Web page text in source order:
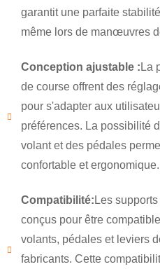
garantit une parfaite
même lors de manœuvres
Conception ajustable : La
de course offrent des
pour s'adapter aux
préférences. La possibilité
volant et des pédales
confortable et ergonomique.
Compatibilité: Les
conçus pour être
volants, pédales et leviers
fabricants. Cette
SOUMETTRE UNE